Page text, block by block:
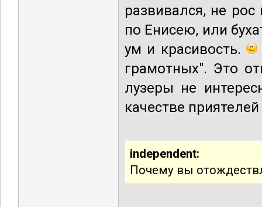
развивался, не
по Енисею, или
ум и красивость.
грамотных". Это
лузеры не
качестве
independent:
Почему вы